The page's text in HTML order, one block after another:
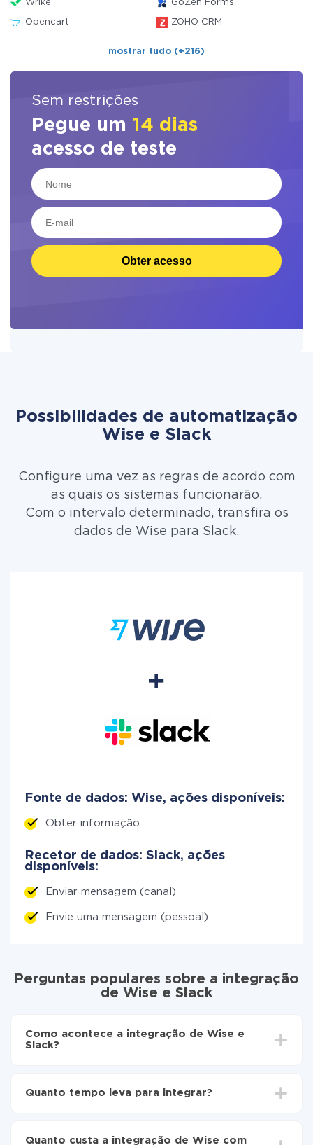
Wrike GoZen Forms
Opencart ZOHO CRM
mostrar tudo (+216)
Sem restrições
Pegue um 14 dias
acesso de teste
Obter acesso
Possibilidades de automatização
Wise e Slack
Configure uma vez as regras de acordo com
as quais os sistemas funcionarão.
Com o intervalo determinado, transfira os
dados de Wise para Slack.
Fonte de dados: Wise, ações disponíveis:
Obter informação
Recetor de dados: Slack, ações
disponíveis:
Enviar mensagem (canal)
Envie uma mensagem (pessoal)
Perguntas populares sobre a integração
de Wise e Slack
Como acontece a integração de Wise e
Slack?
Ative a atualização automática
Quanto tempo leva para integrar?
Quanto custa a integração de Wise com